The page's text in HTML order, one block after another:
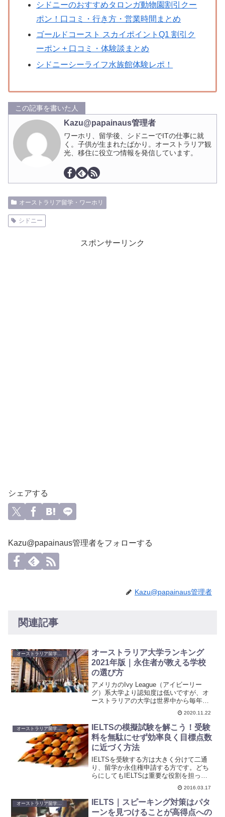
シドニーのおすすめタロンガ動物園割引クー
ポン！口コミ・行き方・営業時間まとめ
ゴールドコースト スカイポイントQ1 割引ク
ーポン + 口コミ・体験談まとめ
シドニーシーライフ水族館体験レポ！
この記事を書いた人
Kazu@papainaus管理者
ワーホリ、留学後、シドニーでITの仕事に就
く。子供が生まれたばかり。オーストラリア観
光、移住に役立つ情報を発信しています。
オーストラリア留学・ワーホリ
シドニー
スポンサーリンク
シェアする
Kazu@papainaus管理者をフォローする
Kazu@papainaus管理者
関連記事
オーストラリア大学ランキング
2021年版｜永住者が教える学校
の選び方
アメリカのIvy League（アイビーリー
グ）系大学より認知度は低いですが、オ
ーストラリアの大学は世界中から毎年多
くの学生が集まり、評価が高い。時差が
少ないことからアジア人が比較的多く、
日本人も馴染みやすいのが大きなメリッ
トです。今回はタイムズ紙「Times
Higher Education」が紹介する2021年世
界大学ランキングをもとにおすすめのオ
ーストラリアの大学を紹介します
2020.11.22
オーストラリア留学・ワーホリ
IELTSの模擬試験を解こう！受験
料を無駄にせず効率良く目標点数
に近づく方法
IELTSを受験する方は大きく分けて二通
り、留学か永住権申請する方です。どち
らにしてもIELTSは重要な役割を担って
いて決まった点数以上を取らなければ、
次のステップに勧めさせてもらえませ
ん。私も同じように留学準備のため、ま
た移住目的でIEL...
2016.03.17
オーストラリア留学・ワーホリ
IELTS｜スピーキング対策はパタ
ーンを見つけることが高得点への